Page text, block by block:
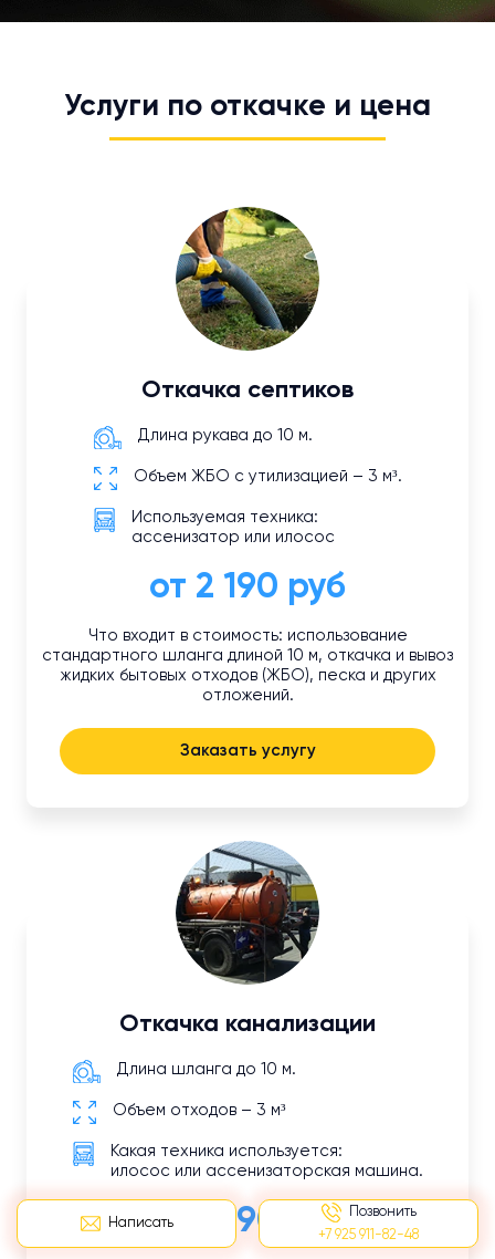
Написать
Позвонить
+7 925 911-82-48
Услуги по откачке и цена
Откачка септиков
Длина рукава до 10 м.
Объем ЖБО с утилизацией – 3 м³.
Используемая техника:
ассенизатор или илосос
от 2 190 руб
Что входит в стоимость: использование
стандартного шланга длиной 10 м, откачка и вывоз
жидких бытовых отходов (ЖБО), песка и других
отложений.
Заказать услугу
Откачка канализации
Длина шланга до 10 м.
Объем отходов – 3 м³
Какая техника используется:
илосос или ассенизаторская машина.
от 2 190 руб